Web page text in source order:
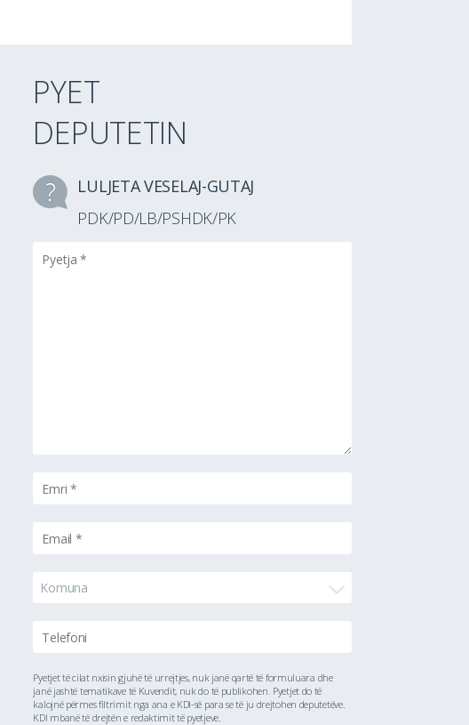
PYET
DEPUTETIN
LULJETA VESELAJ-GUTAJ
PDK/PD/LB/PSHDK/PK
Komuna
Pyetjet të cilat nxisin gjuhë të urrejtjes, nuk janë qartë të formuluara dhe
janë jashtë tematikave të Kuvendit, nuk do të publikohen. Pyetjet do të
kalojnë përmes filtrimit nga ana e KDI-së para se të ju drejtohen deputetëve.
KDI mbanë të drejtën e redaktimit të pyetjeve.